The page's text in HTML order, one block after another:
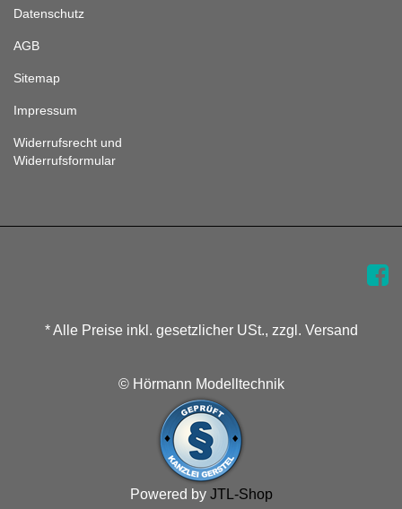
Datenschutz
AGB
Sitemap
Impressum
Widerrufsrecht und
Widerrufsformular
* Alle Preise inkl. gesetzlicher USt., zzgl. Versand
© Hörmann Modelltechnik
Powered by JTL-Shop